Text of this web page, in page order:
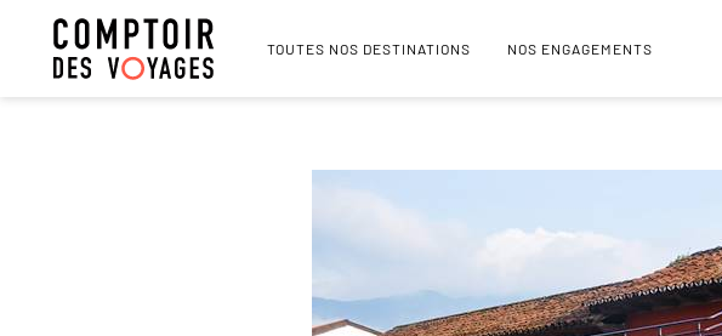
TOUTES NOS DESTINATIONS NOS ENGAGEMENTS